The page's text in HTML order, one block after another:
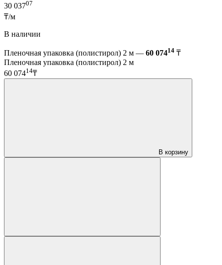
30 03707
₸/м
В наличии
Пленочная упаковка (полистирол) 2 м — 60 07414 ₸
Пленочная упаковка (полистирол) 2 м
60 07414₸
В корзину